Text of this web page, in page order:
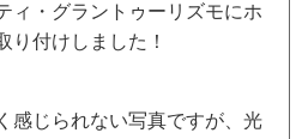
ィ・グラントゥーリズモにホ
り付けしました！
感じられない写真ですが、光